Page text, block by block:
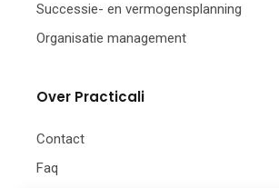
Successie- en vermogensplanning
Organisatie management
Over Practicali
Contact
Faq